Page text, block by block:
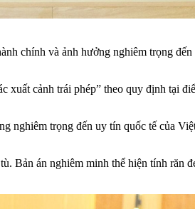
chính và ảnh hưởng nghiêm trọng
cảnh trái phép” theo quy định tại
nghiêm trọng đến uy tín quốc tế của
án nghiêm minh thể hiện tính răn